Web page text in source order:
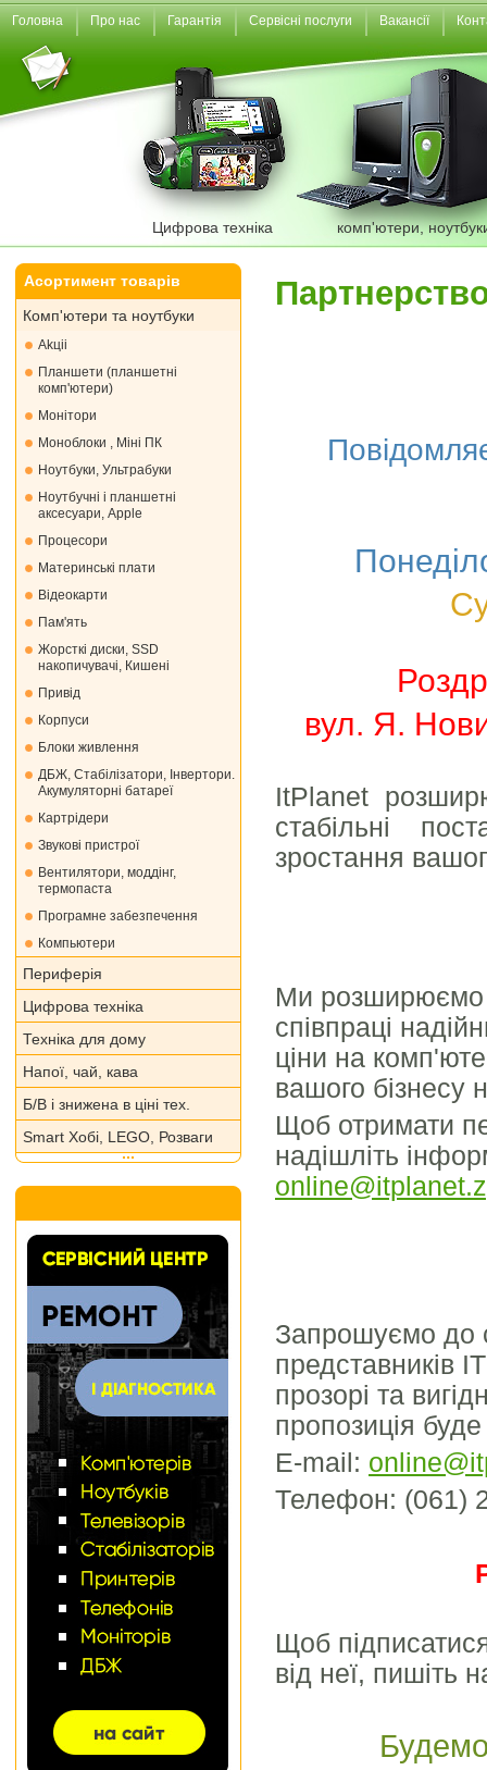
Головна Про нас Гарантія Сервісні послуги Вакансії
Цифрова техніка комп'ютери,
Асортимент товарів
Комп'ютери та ноутбуки
Akціі
Планшети (планшетні
комп'ютери)
Монiтори
Моноблоки , Міні ПК
Ноутбуки, Ультрабуки
Ноутбучні і планшетні
аксесуари, Apple
Процесори
Материнські плати
Відеокарти
Пам'ять
Жорсткі диски, SSD
накопичувачі, Кишені
Привід
Корпуси
Блоки живлення
ДБЖ, Стабілізатори, Інвертори.
Акумуляторні батареї
Картрідери
Звукові пристрої
Вентилятори, моддінг,
термопаста
Програмне забезпечення
Компьютери
Периферія
Цифрова техніка
Техніка для дому
Напої, чай, кава
Б/В і знижена в ціні тех.
Smart Хобі, LEGO, Розваги
вул. Я.
ItPlanet
стабільні
зростання
Ми розширюємо
співпраці
ціни на
вашого бізнесу
Щоб отримати
надішліть
Запрошуємо до
представників
прозорі та
пропозиція
E-mail:
Телефон: (061)
Щоб
від неї, пишіть